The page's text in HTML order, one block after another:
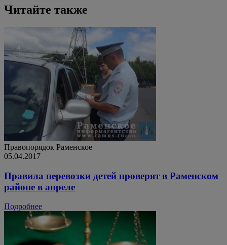
Читайте также
Правопорядок Раменское
05.04.2017
Правила перевозки детей проверят в Раменском
районе в апреле
Подробнее